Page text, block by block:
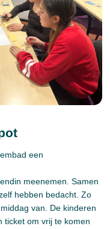
een
meenemen. Samen
hebben bedacht. Zo
van. De kinderen
ticket om vrij te komen